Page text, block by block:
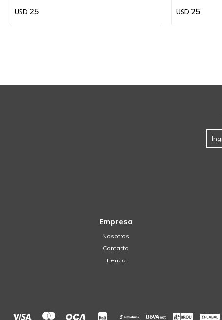
USD 25 USD 25
Empresa
Nosotros
Contacto
Tienda